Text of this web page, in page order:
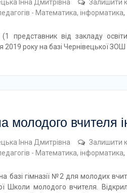
Інна Дмитрівна
Залишити
- Математика, інформатика,
(1 представник від закладу
2019 року на базі Чернівецької
молодого вчителя
Інна Дмитрівна
Залишити
- Математика, інформатика,
базі гімназії №2 для молодих
Школи молодого вчителя.